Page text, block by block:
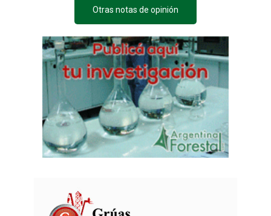
Otras notas de opinión